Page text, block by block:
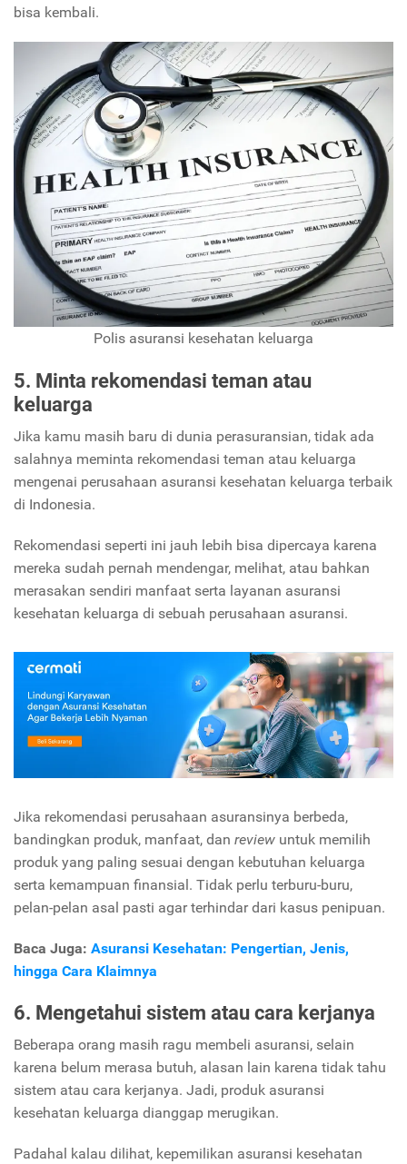
bisa kembali.
Polis asuransi kesehatan keluarga
5. Minta rekomendasi teman atau
keluarga
Jika kamu masih baru di dunia perasuransian, tidak ada
salahnya meminta rekomendasi teman atau keluarga
mengenai perusahaan asuransi kesehatan keluarga terbaik
di Indonesia.
Rekomendasi seperti ini jauh lebih bisa dipercaya karena
mereka sudah pernah mendengar, melihat, atau bahkan
merasakan sendiri manfaat serta layanan asuransi
kesehatan keluarga di sebuah perusahaan asuransi.
Jika rekomendasi perusahaan asuransinya berbeda,
bandingkan produk, manfaat, dan review untuk memilih
produk yang paling sesuai dengan kebutuhan keluarga
serta kemampuan finansial. Tidak perlu terburu-buru,
pelan-pelan asal pasti agar terhindar dari kasus penipuan.
Baca Juga: Asuransi Kesehatan: Pengertian, Jenis,
hingga Cara Klaimnya
6. Mengetahui sistem atau cara kerjanya
Beberapa orang masih ragu membeli asuransi, selain
karena belum merasa butuh, alasan lain karena tidak tahu
sistem atau cara kerjanya. Jadi, produk asuransi
kesehatan keluarga dianggap merugikan.
Padahal kalau dilihat, kepemilikan asuransi kesehatan